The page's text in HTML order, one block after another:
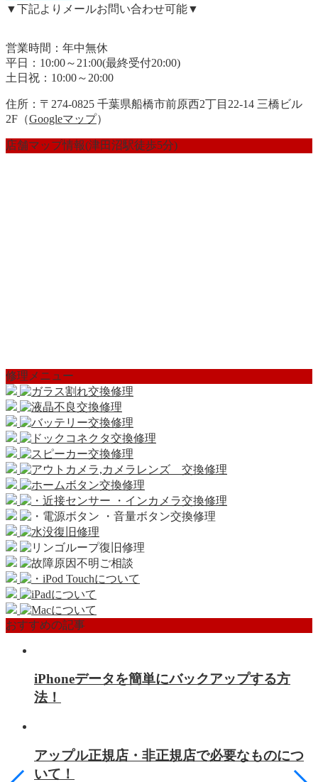
▼下記よりメールお問い合わせ可能▼
営業時間：年中無休
平日：10:00～21:00(最終受付20:00)
土日祝：10:00～20:00
住所：〒274-0825 千葉県船橋市前原西2丁目22-14 三橋ビル
2F（Googleマップ）
店舗マップ情報(津田沼駅徒歩5分)
修理メニュー
おすすめの記事
iPhoneデータを簡単にバックアップする方
法！
アップル正規店・非正規店で必要なものにつ
いて！